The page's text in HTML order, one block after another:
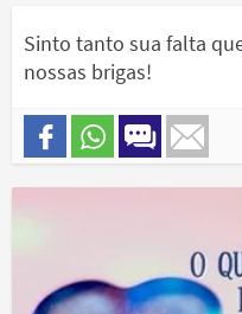
Sinto tanto sua falta
nossas brigas!